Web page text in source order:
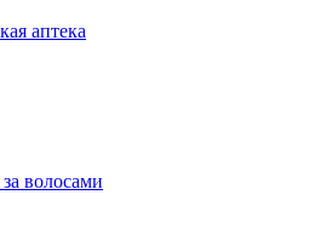
аптека
волосами